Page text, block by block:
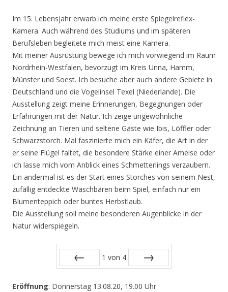
Im 15. Lebensjahr erwarb ich meine erste Spiegelreflex-
Kamera. Auch während des Studiums und im späteren
Berufsleben begleitete mich meist eine Kamera.
Mit meiner Ausrüstung bewege ich mich vorwiegend im Raum
Nordrhein-Westfalen, bevorzugt im Kreis Unna, Hamm,
Münster und Soest. Ich besuche aber auch andere Gebiete in
Deutschland und die Vogelinsel Texel (Niederlande). Die
Ausstellung zeigt meine Erinnerungen, Begegnungen oder
Erfahrungen mit der Natur. Ich zeige ungewöhnliche
Zeichnung an Tieren und seltene Gäste wie Ibis, Löffler oder
Schwarzstorch. Mal faszinierte mich ein Käfer, die Art in der
er seine Flügel faltet, die besondere Stärke einer Ameise oder
ich lasse mich vom Anblick eines Schmetterlings verzaubern.
Ein andermal ist es der Start eines Storches von seinem Nest,
zufällig entdeckte Waschbären beim Spiel, einfach nur ein
Blumenteppich oder buntes Herbstlaub.
Die Ausstellung soll meine besonderen Augenblicke in der
Natur widerspiegeln.
1 von 4
Eröffnung: Donnerstag 13.08.20, 19.00 Uhr